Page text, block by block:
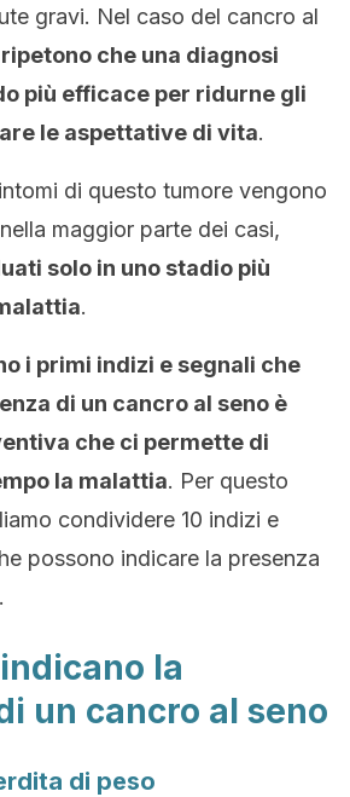
gravi. Nel caso del cancro al
che una diagnosi
più efficace per ridurne gli
le aspettative di vita.
di questo tumore vengono
maggior parte dei casi,
solo in uno stadio più
.
i primi indizi e segnali che
di un cancro al seno è
che ci permette di
la malattia. Per questo
condividere 10 indizi e
possono indicare la presenza
la
un cancro al seno
di peso